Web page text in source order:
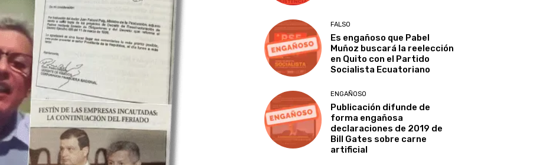
FALSO
Es engañoso que Pabel
Muñoz buscará la reelección
en Quito con el Partido
Socialista Ecuatoriano
ENGAÑOSO
Publicación difunde de
forma engañosa
declaraciones de 2019 de
Bill Gates sobre carne
artificial